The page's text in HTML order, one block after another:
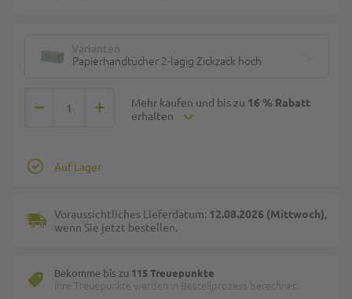
Varianten
Papierhandtücher 2-lagig Zickzack hoch
Mehr kaufen und bis zu 16 % Rabatt
erhalten
Auf Lager
Voraussichtliches Lieferdatum: 12.08.2026 (Mittwoch),
wenn Sie jetzt bestellen.
Bekomme bis zu 115 Treuepunkte
Ihre Treuepunkte werden in Bestellprozess berechnet.